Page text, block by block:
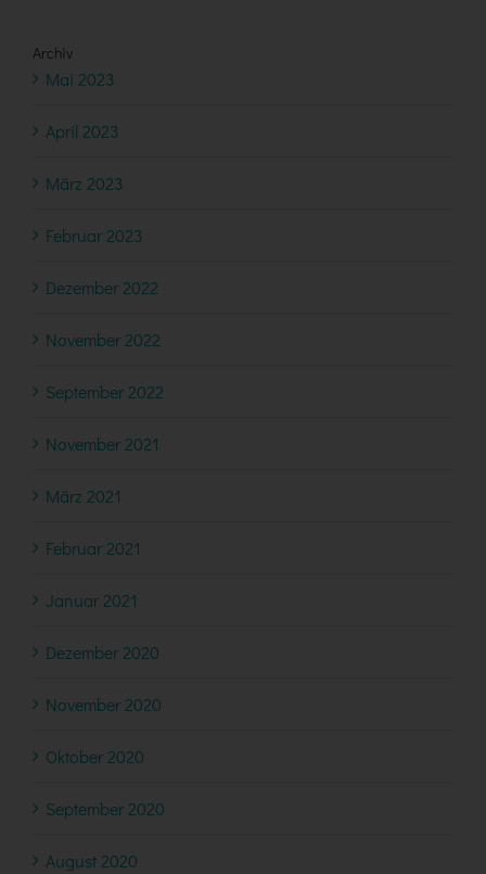
Archiv
Mai 2023
April 2023
März 2023
Februar 2023
Dezember 2022
November 2022
September 2022
November 2021
März 2021
Februar 2021
Januar 2021
Dezember 2020
November 2020
Oktober 2020
September 2020
August 2020